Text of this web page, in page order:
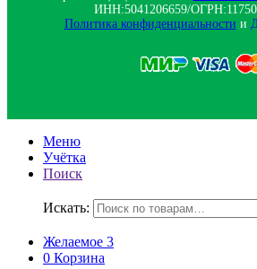
ИНН:5041206659/
Политика конфиденциальности‍ и
Меню
Учётка
Поиск
Искать:
Желаемое 3
0 Корзина